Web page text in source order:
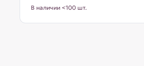
В наличии <100 шт.